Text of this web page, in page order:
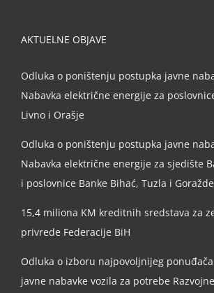
AKTUELNE OBJAVE
Odluka o poništenju postupka javne
Nabavka električne energije za
Livno i Orašje
Odluka o poništenju postupka javne
Nabavka električne energije za sjedište
i poslovnice Banke Bihać, Tuzla i Goražde
15,4 miliona KM kreditnih sredstava za
privrede Federacije BiH
Odluka o izboru najpovoljnijeg
javne nabavke vozila za potrebe